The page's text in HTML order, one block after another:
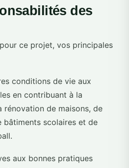
des
ce projet, vos principales
conditions de vie aux
en contribuant à la
de maisons, de
bâtiments scolaires et de
aux bonnes pratiques